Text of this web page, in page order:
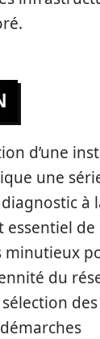
d’une
une
à
de
minutieux
du
des